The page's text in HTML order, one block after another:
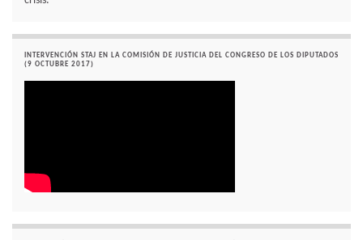
INTERVENCIÓN STAJ EN LA COMISIÓN DE JUSTICIA DEL CONGRESO DE LOS DIPUTADOS
(9 OCTUBRE 2017)